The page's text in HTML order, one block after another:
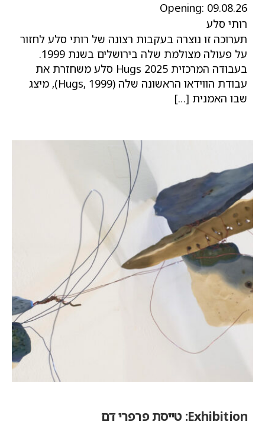
Opening: 09.08.26
רותי סלע
תערוכה זו נוצרה בעקבות רצונה של רותי סלע לחזור
על פעולה מצולמת שלה בירושלים בשנת 1999.
בעבודה המרכזית Hugs 2025 סלע משחזרת את
עבודת הווידאו הראשונה שלה (Hugs, 1999), מיצג
שבו האמנית […]
Exhibition: טייסת פרפרי דם